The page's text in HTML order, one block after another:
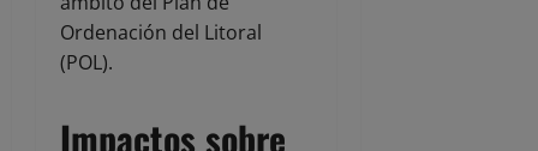
Ordenación del Litoral
(POL).
Impactos sobre